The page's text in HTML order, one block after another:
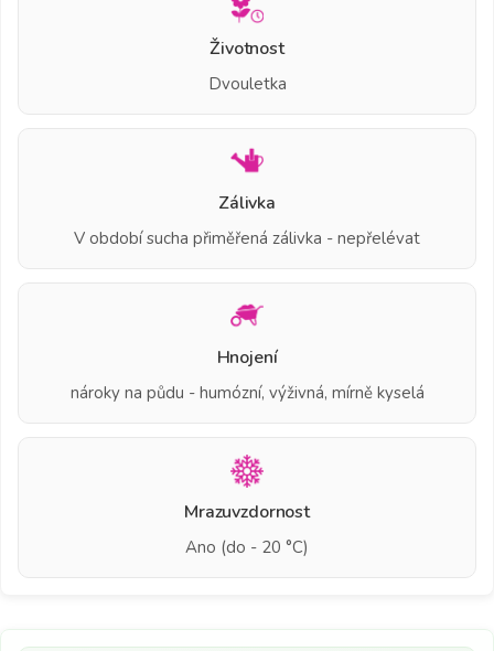
Životnost
Dvouletka
Zálivka
V období sucha přiměřená zálivka - nepřelévat
Hnojení
nároky na půdu - humózní, výživná, mírně kyselá
Mrazuvzdornost
Ano (do - 20 °C)